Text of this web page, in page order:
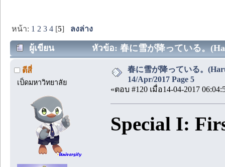
หน้า: 1 2 3 4 [5] ลงล่าง
ผู้เขียน หัวข้อ: 春に雪が降っている。
ตีสี่
เป็ดมหาวิทยาลัย
春に雪が降っている。
14/Apr/2017 Page 5
«ตอบ #120 เมื่อ14-04-2017
Special I: